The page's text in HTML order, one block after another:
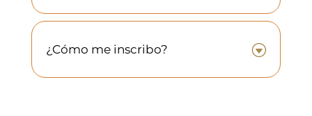
¿Cómo me inscribo? G